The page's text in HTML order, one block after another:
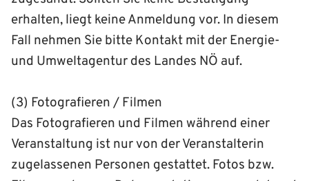
erhalten, liegt keine Anmeldung vor. In diesem
Fall nehmen Sie bitte Kontakt mit der Energie-
und Umweltagentur des Landes NÖ auf.
(3) Fotografieren / Filmen
Das Fotografieren und Filmen während einer
Veranstaltung ist nur von der Veranstalterin
zugelassenen Personen gestattet. Fotos bzw.